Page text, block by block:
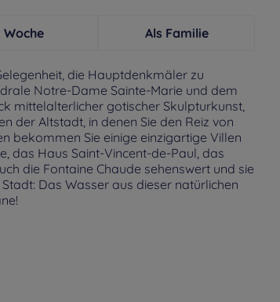
Woche Als Familie
die Hauptdenkmäler zu
Notre-Dame Sainte-Marie und dem
mittelalterlicher gotischer Skulpturkunst,
der Altstadt, in denen Sie den Reiz von
bekommen Sie einige einzigartige Villen
das Haus Saint-Vincent-de-Paul, das
die Fontaine Chaude sehenswert und sie
Das Wasser aus dieser natürlichen